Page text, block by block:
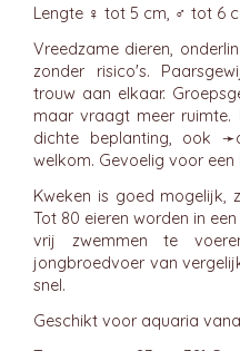
Lengte ♀ tot 5 cm, ♂ tot 6
Vreedzame dieren,
zonder risico's.
trouw aan elkaar.
maar vraagt meer ruimte.
dichte beplanting, ook ➛
welkom. Gevoelig voor
Kweken is goed mogelijk,
Tot 80 eieren worden in
vrij zwemmen te
jongbroedvoer van
snel.
Geschikt voor aquaria